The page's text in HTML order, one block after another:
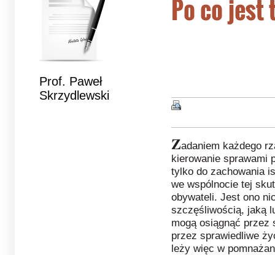
Prof. Paweł
Skrzydlewski
Po co jest
Zadaniem każdego
kierowanie sprawami
tylko do zachowania
we wspólnocie tej
obywateli. Jest ono
szczęśliwością, jaką
mogą osiągnąć przez
przez sprawiedliwe
leży więc w